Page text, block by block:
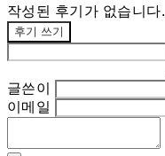
작성된 후기가 없습니다.
후기 쓰기
글쓴이
이메일